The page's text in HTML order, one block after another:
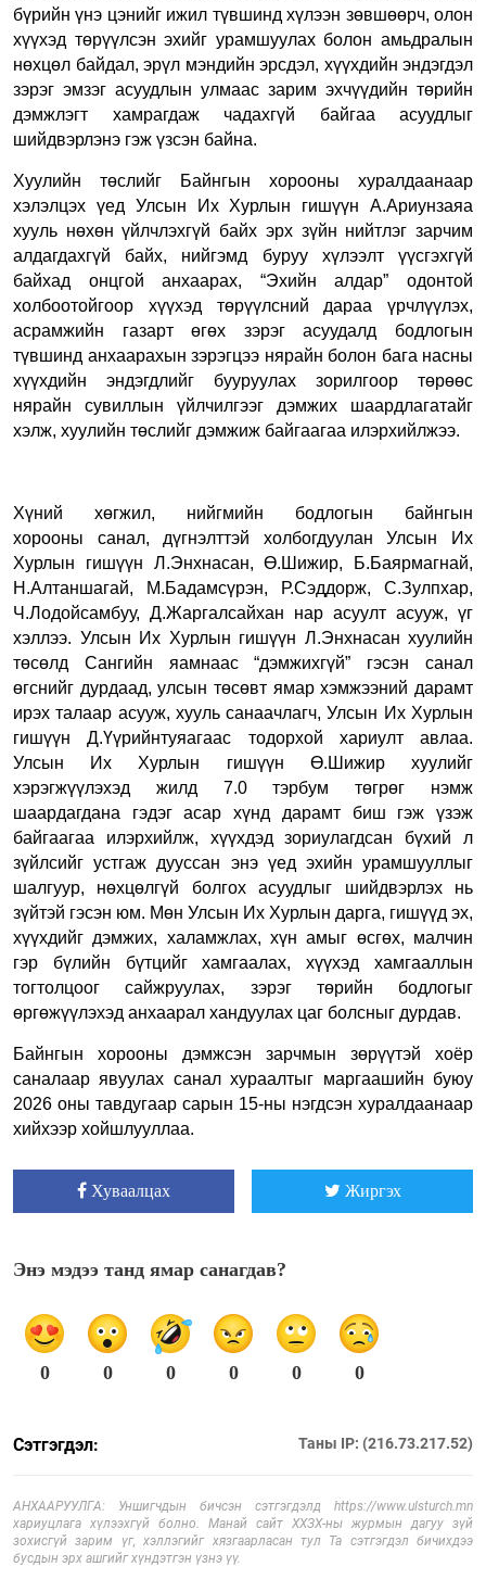
бүрийн үнэ цэнийг ижил түвшинд хүлээн зөвшөөрч, олон
хүүхэд төрүүлсэн эхийг урамшуулах болон амьдралын
нөхцөл байдал, эрүл мэндийн эрсдэл, хүүхдийн эндэгдэл
зэрэг эмзэг асуудлын улмаас зарим эхчүүдийн төрийн
дэмжлэгт хамрагдаж чадахгүй байгаа асуудлыг
шийдвэрлэнэ гэж үзсэн байна.
Хуулийн төслийг Байнгын хорооны хуралдаанаар
хэлэлцэх үед Улсын Их Хурлын гишүүн А.Ариунзаяа
хууль нөхөн үйлчлэхгүй байх эрх зүйн нийтлэг зарчим
алдагдахгүй байх, нийгэмд буруу хүлээлт үүсгэхгүй
байхад онцгой анхаарах, “Эхийн алдар” одонтой
холбоотойгоор хүүхэд төрүүлсний дараа үрчлүүлэх,
асрамжийн газарт өгөх зэрэг асуудалд бодлогын
түвшинд анхаарахын зэрэгцээ нярайн болон бага насны
хүүхдийн эндэгдлийг бууруулах зорилгоор төрөөс
нярайн сувиллын үйлчилгээг дэмжих шаардлагатайг
хэлж, хуулийн төслийг дэмжиж байгаагаа илэрхийлжээ.
Хүний хөгжил, нийгмийн бодлогын байнгын
хорооны санал, дүгнэлттэй холбогдуулан Улсын Их
Хурлын гишүүн Л.Энхнасан, Ө.Шижир, Б.Баярмагнай,
Н.Алтаншагай, М.Бадамсүрэн, Р.Сэддорж, С.Зулпхар,
Ч.Лодойсамбуу, Д.Жаргалсайхан нар асуулт асууж, үг
хэллээ. Улсын Их Хурлын гишүүн Л.Энхнасан хуулийн
төсөлд Сангийн яамнаас “дэмжихгүй” гэсэн санал
өгснийг дурдаад, улсын төсөвт ямар хэмжээний дарамт
ирэх талаар асууж, хууль санаачлагч,Улсын Их Хурлын
гишүүн Д.Үүрийнтуяагаас тодорхой хариулт авлаа.
Улсын Их Хурлын гишүүн Ө.Шижир хуулийг
хэрэгжүүлэхэд жилд 7.0 тэрбум төгрөг нэмж
шаардагдана гэдэг асар хүнд дарамт биш гэж үзэж
байгаагаа илэрхийлж, хүүхдэд зориулагдсан бүхий л
зүйлсийг устгаж дууссан энэ үед эхийн урамшууллыг
шалгуур, нөхцөлгүй болгох асуудлыг шийдвэрлэх нь
зүйтэй гэсэн юм. Мөн Улсын Их Хурлын дарга, гишүүд эх,
хүүхдийг дэмжих, халамжлах, хүн амыг өсгөх, малчин
гэр бүлийн бүтцийг хамгаалах, хүүхэд хамгааллын
тогтолцоог сайжруулах, зэрэг төрийн бодлогыг
өргөжүүлэхэд анхаарал хандуулах цаг болсныг дурдав.
Байнгын хорооны дэмжсэн зарчмын зөрүүтэй хоёр
саналаар явуулах санал хураалтыг маргаашийн буюу
2026 оны тавдугаар сарын 15-ны нэгдсэн хуралдаанаар
хийхээр хойшлууллаа.
Хуваалцах Жиргэх
Энэ мэдээ танд ямар санагдав?
0 0 0 0 0 0
Сэтгэгдэл: Таны IP: (216.73.217.52)
АНХААРУУЛГА: Уншигчдын бичсэн сэтгэгдэлд https://www.ulsturch.mn
хариуцлага хүлээхгүй болно. Манай сайт ХХЗХ-ны журмын дагуу зүй
зохисгүй зарим үг, хэллэгийг хязгаарласан тул Та сэтгэгдэл бичихдээ
бусдын эрх ашгийг хүндэтгэн үзнэ үү.